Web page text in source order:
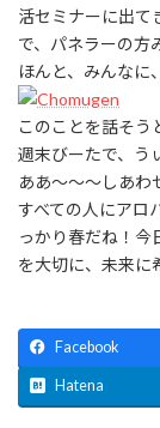
活セミナーに出て
で、パネラーの方
ほんと、みんなに
このことを話そう
週末びーたで、う
ああ～～～しあわ
すべての人にアロ
っかり春だね！今
を大切に、未来に
Facebook
Hatena